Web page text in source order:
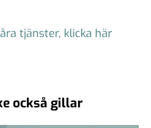
tjänster, klicka här
också gillar